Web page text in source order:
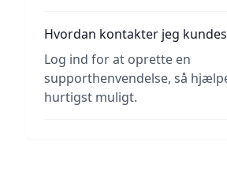
Hvordan kontakter jeg
Log ind for at oprette en
supporthenvendelse, så
hurtigst muligt.